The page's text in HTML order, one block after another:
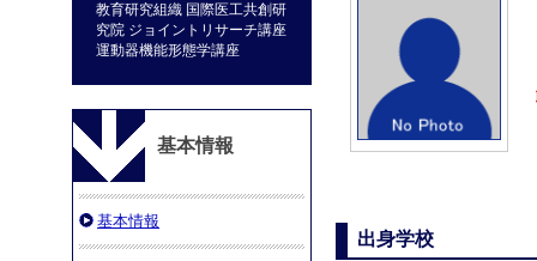
教育研究組織 国際医工共創研
究院 ジョイントリサーチ講座
運動器機能形態学講座
基本情報
基本情報
出身学校